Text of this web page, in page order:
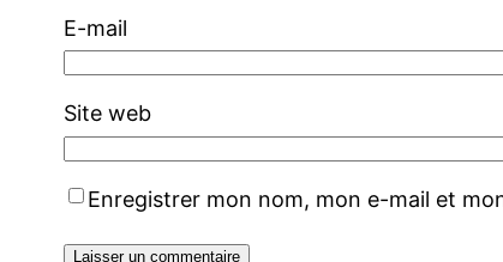
E-mail
Site web
Enregistrer mon nom, mon e-mail et